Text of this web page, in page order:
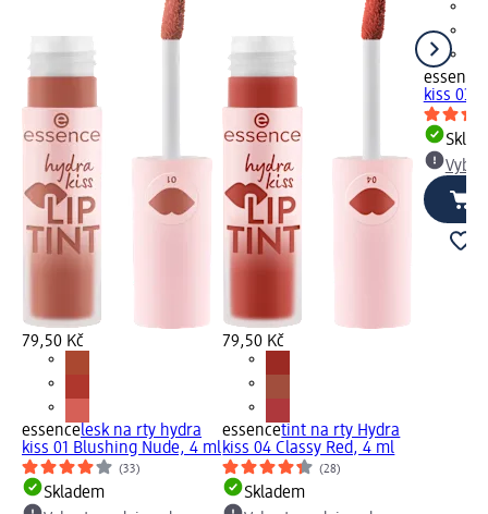
79,50 Kč
essencelesk na rty hydra
kiss 01 Blushing Nude, 4 ml
(33)
Skladem
79,50 Kč
essencetint na rty Hydra
kiss 04 Classy Red, 4 ml
(28)
Skladem
essence
kiss 03